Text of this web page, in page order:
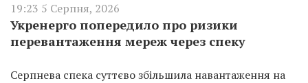
19:23 5 Серпня, 2026
Укренерго попередило про ризики
перевантаження мереж через спеку
Серпнева спека суттєво збільшила навантаження на